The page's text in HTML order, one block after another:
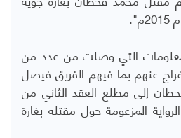
التي وصلت من عدد من
عنهم بما فيهم الفريق فيصل
إلى مطلع العقد الثاني من
المزعومة حول مقتله بغارة